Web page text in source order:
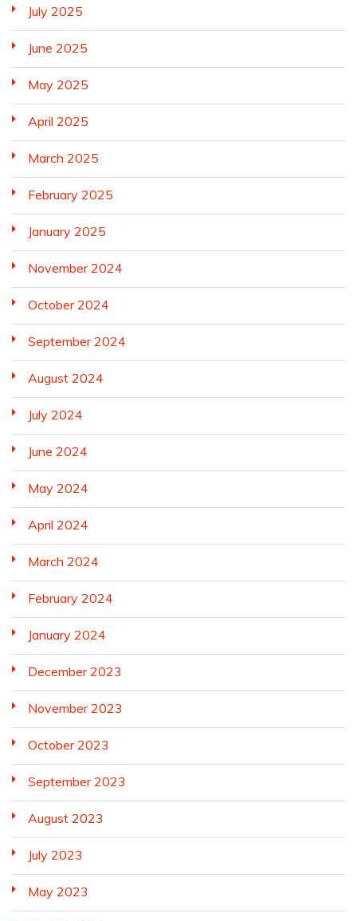
July 2025
June 2025
May 2025
April 2025
March 2025
February 2025
January 2025
November 2024
October 2024
September 2024
August 2024
July 2024
June 2024
May 2024
April 2024
March 2024
February 2024
January 2024
December 2023
November 2023
October 2023
September 2023
August 2023
July 2023
May 2023